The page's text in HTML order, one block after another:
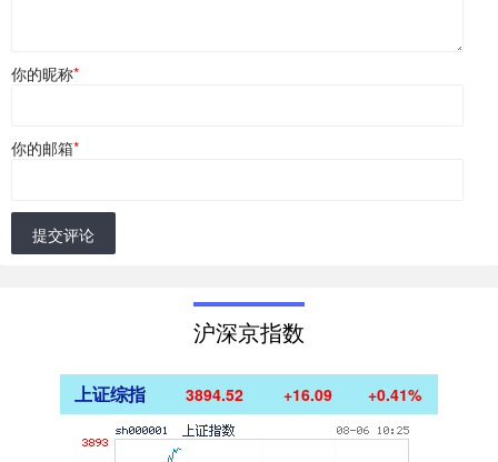
你的昵称*
你的邮箱*
提交评论
沪深京指数
上证综指 3894.52 +16.09 +0.41%